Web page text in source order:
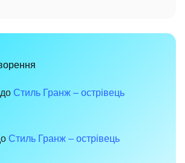
тек:
і
вашого
інтер’єру
до Стиль Гранж – острівець
Стиль Гранж – острівець